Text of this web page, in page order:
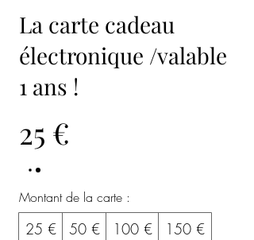
La carte cadeau
électronique /valable
1 ans !
25 €
Montant de la carte :
25 € 50 € 100 €
150 €